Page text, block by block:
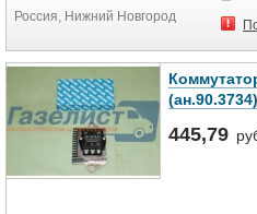
Россия, Нижний Новгород
445,79